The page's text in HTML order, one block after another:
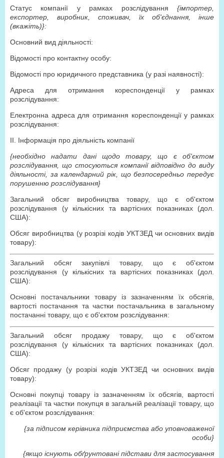
Статус компанії у рамках розслідування {імпортер,
експортер, виробник, споживач, їх об'єднання, інше
(вкажіть)}:
Основний вид діяльності:
Відомості про контактну особу:
Відомості про юридичного представника (у разі наявності):
Адреса для отримання кореспонденції у рамках
розслідування:
Електронна адреса для отримання кореспонденції у рамках
розслідування:
ІІ. Інформація про діяльність компанії
{необхідно надати дані щодо товару, що є об'єктом
розслідування, що стосуються компанії відповідно до виду
діяльності, за календарний рік, що безпосередньо передує
порушенню розслідування}
Загальний обсяг виробництва товару, що є об'єктом
розслідування (у кількісних та вартісних показниках (дол.
США):
Обсяг виробництва (у розрізі кодів УКТЗЕД чи основних видів
товару):
Загальний обсяг закупівлі товару, що є об'єктом
розслідування (у кількісних та вартісних показниках (дол.
США):
Основні постачальники товару із зазначенням їх обсягів,
вартості постачання та частки постачальника в загальному
постачанні товару, що є об'єктом розслідування:
Загальний обсяг продажу товару, що є об'єктом
розслідування (у кількісних та вартісних показниках (дол.
США):
Обсяг продажу (у розрізі кодів УКТЗЕД чи основних видів
товару):
Основні покупці товару із зазначенням їх обсягів, вартості
реалізації та частки покупця в загальній реалізації товару, що
є об'єктом розслідування:
{за підписом керівника підприємства або уповноваженої
особи}
{якщо існують обґрунтовані підстави для застосування